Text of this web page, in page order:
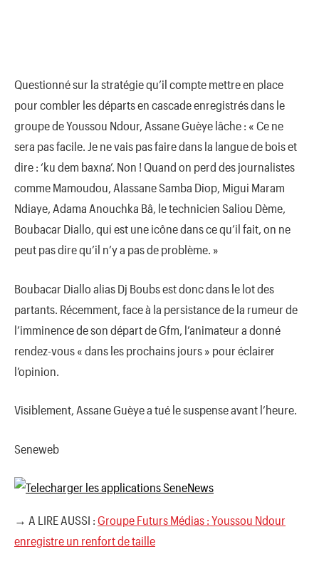
Questionné sur la stratégie qu’il compte mettre en place
pour combler les départs en cascade enregistrés dans le
groupe de Youssou Ndour, Assane Guèye lâche : « Ce ne
sera pas facile. Je ne vais pas faire dans la langue de bois et
dire : ‘ku dem baxna’. Non ! Quand on perd des journalistes
comme Mamoudou, Alassane Samba Diop, Migui Maram
Ndiaye, Adama Anouchka Bâ, le technicien Saliou Dème,
Boubacar Diallo, qui est une icône dans ce qu’il fait, on ne
peut pas dire qu’il n’y a pas de problème. »
Boubacar Diallo alias Dj Boubs est donc dans le lot des
partants. Récemment, face à la persistance de la rumeur de
l’imminence de son départ de Gfm, l’animateur a donné
rendez-vous « dans les prochains jours » pour éclairer
l’opinion.
Visiblement, Assane Guèye a tué le suspense avant l’heure.
Seneweb
→ A LIRE AUSSI : Groupe Futurs Médias : Youssou Ndour
enregistre un renfort de taille